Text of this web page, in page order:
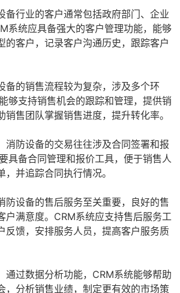
备行业的客户通常包括政府部门、企业
系统应具备强大的客户管理功能，能够
的客户，记录客户沟通历史，跟踪客户
备的销售流程较为复杂，涉及多个环
够支持销售机会的跟踪和管理，提供销
销售团队掌握销售进度，提升转化率。
消防设备的交易往往涉及合同签署和报
具备合同管理和报价工具，便于销售人
，并追踪合同执行情况。
防设备的售后服务至关重要，良好的售
户满意度。CRM系统应支持售后服务工
反馈，安排服务人员，提高客户服务质
通过数据分析功能，CRM系统能够帮助
，分析销售业绩，制定更有效的市场策